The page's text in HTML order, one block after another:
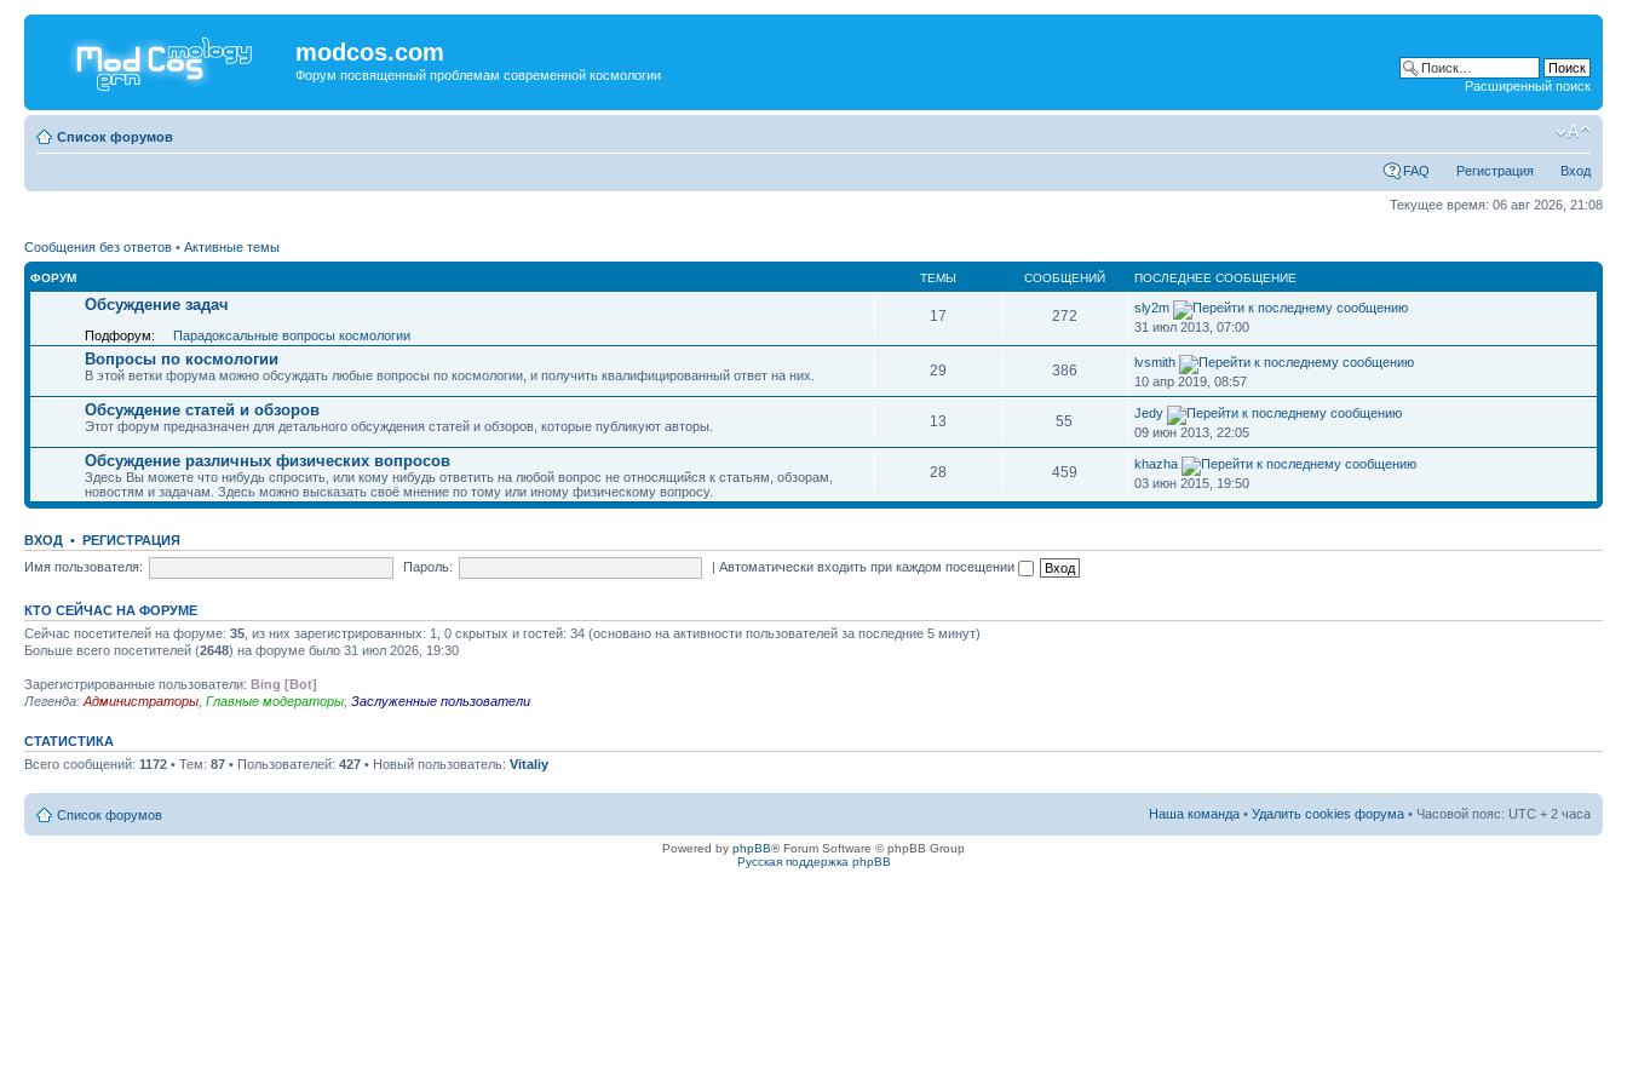
modcos.com
Форум посвященный проблемам современной космологии
Расширенный поиск
Список форумов
FAQ Регистрация Вход
Текущее время: 06 авг 2026, 21:08
Сообщения без ответов • Активные темы
ФОРУМ ТЕМЫ СООБЩЕНИЙ ПОСЛЕДНЕЕ СООБЩЕНИЕ
Обсуждение задач
Подфорум: Парадоксальные вопросы космологии
17 272
sly2m
31 июл 2013, 07:00
Вопросы по космологии
В этой ветки форума можно обсуждать любые вопросы по космологии, и получить квалифицированный ответ на них. 29 386
lvsmith
10 апр 2019, 08:57
Обсуждение статей и обзоров
Этот форум предназначен для детального обсуждения статей и обзоров, которые публикуют авторы. 13 55
Jedy
09 июн 2013, 22:05
Обсуждение различных физических вопросов
Здесь Вы можете что нибудь спросить, или кому нибудь ответить на любой вопрос не относящийся к статьям, обзорам,
новостям и задачам. Здесь можно высказать своё мнение по тому или иному физическому вопросу.
28 459
khazha
03 июн 2015, 19:50
ВХОД • РЕГИСТРАЦИЯ
Имя пользователя:
Пароль: |Автоматически входить при каждом посещении
КТО СЕЙЧАС НА ФОРУМЕ
Сейчас посетителей на форуме: 35 , из них зарегистрированных: 1, 0 скрытых и гостей: 34 (основано на активности пользователей за последние 5 минут)
Больше всего посетителей (2648) на форуме было 31 июл 2026, 19:30
Зарегистрированные пользователи: Bing [Bot]
Легенда: Администраторы Главные модераторы Заслуженные пользователи
СТАТИСТИКА
Всего сообщений: 1172 • Тем: 87 • Пользователей: 427 • Новый пользователь: Vitaliy
Список форумов Наша команда • Удалить cookies форума • Часовой пояс: UTC + 2 часа
Powered by phpBB® Forum Software © phpBB Group
Русская поддержка phpBB